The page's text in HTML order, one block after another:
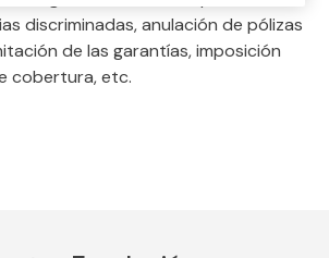
discriminadas, anulación de pólizas
de las garantías, imposición
cobertura, etc.